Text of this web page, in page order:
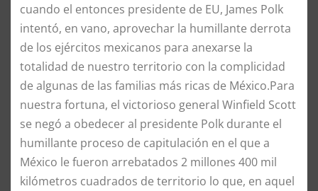
cuando el entonces presidente de EU, James Polk
intentó, en vano, aprovechar la humillante derrota
de los ejércitos mexicanos para anexarse la
totalidad de nuestro territorio con la complicidad
de algunas de las familias más ricas de México.Para
nuestra fortuna, el victorioso general Winfield Scott
se negó a obedecer al presidente Polk durante el
humillante proceso de capitulación en el que a
México le fueron arrebatados 2 millones 400 mil
kilómetros cuadrados de territorio lo que, en aquel